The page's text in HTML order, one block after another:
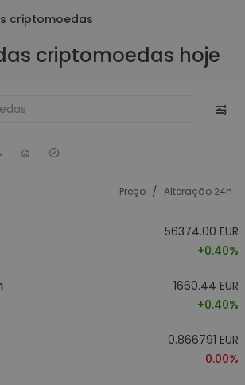
criptomoedas
criptomoedas hoje
Preço / Alteração 24h
56374.00 EUR
+0.40%
1660.44 EUR
+0.40%
0.866791 EUR
0.00%